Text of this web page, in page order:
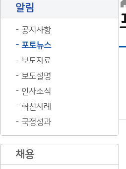
알림
공지사항
포토뉴스
보도자료
보도설명
인사소식
혁신사례
국정성과
채용